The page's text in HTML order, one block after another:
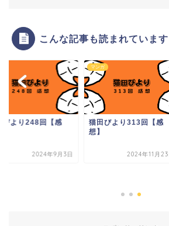
こんな記事も読まれています
びより248回【感
2024年9月3日
マンガ
猫田びより313回【感
想】
2024年11月23